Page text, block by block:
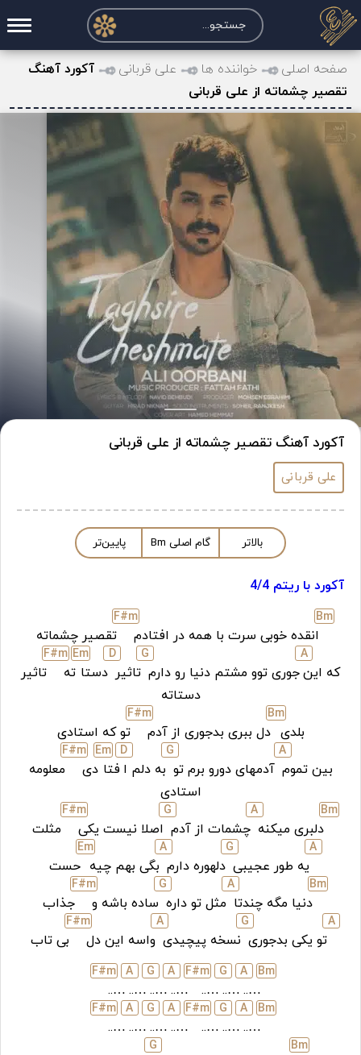
صفحه اصلی
درخواست آکورد
نت و تبلچر
تماس با ما
حساب کاربری
صفحه اصلی خواننده ها علی قربانی
آکورد آهنگ
تقصیر چشماته از علی قربانی
آکورد آهنگ تقصیر چشماته از علی قربانی
علی قربانی
بالاتر گام اصلی Bm پایین‌تر
آکورد با ریتم 4/4
Bm
انقده خوبی سرت با همه در افتادم
F#m
تقصیر چشماته
که این
A
جوری توو مشتم دنیا رو دارم
G
تاثیر
D
دستا
Em
ته
F#m
تاثیر
دستاته
بلدی
Bm
دل ببری بدجوری از آدم
F#m
تو که استادی
بین تموم
A
آدمهای دورو برم تو
G
به دلم ا
D
فتا
Em
دی
F#m
معلومه
استادی
Bm
دلبری میکنه
A
چشمات از آدم
G
اصلا نیست یکی
F#m
مثلت
A
یه طور عجیبی
G
دلهوره دارم
A
بگی بهم چیه
Em
حست
Bm
دنیا مگه چندتا
A
مثل تو داره
G
ساده باشه و
F#m
جذاب
A
تو یکی بدجوری
G
نسخه پیچیدی
A
واسه این دل
F#m
بی تاب
Bm
…..
A
…..
G
…..
F#m
…..
A
…..
G
…..
A
…..
F#m
Bm
…..
A
…..
G
…..
F#m
…..
A
…..
G
…..
A
…..
F#m
Bm
G